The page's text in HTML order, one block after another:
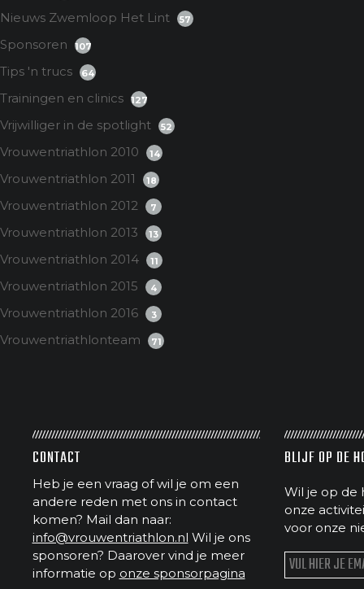
Nieuws Zwemloop Het Lint 57
Sponsoren 107
Tips 'n trucs 64
Trainingen en clinics 127
Vrijwilliger in de spotlight 52
Vrouwentriathlon 2010 14
Vrouwentriathlon 2011 18
Vrouwentriathlon 2012 7
Vrouwentriathlon 2013 13
Vrouwentriathlon 2014 11
Vrouwentriathlon 2015 4
Vrouwentriathlon 2016 3
Vrouwentriathlonteam 71
CONTACT
Heb je een vraag of wil je om een
andere reden met ons in contact
komen? Mail dan naar:
info@vrouwentriathlon.nl Wil je ons
sponsoren? Daarover vind je meer
informatie op onze sponsorpagina
BLIJF OP DE
Wil je op de
onze
voor onze